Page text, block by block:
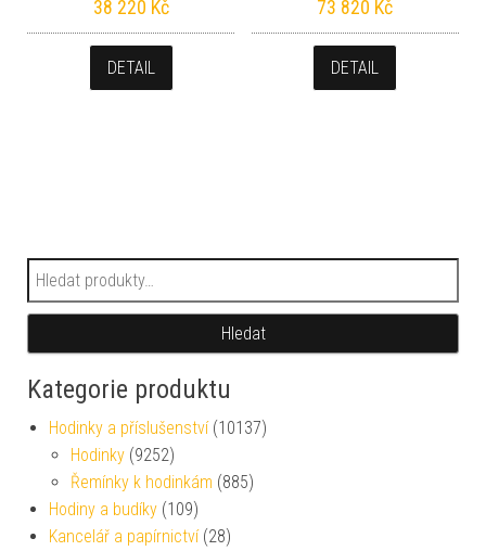
38 220 Kč
DETAIL
73 820 Kč
DETAIL
Hledat:
Hledat
Kategorie produktu
Hodinky a příslušenství (10137)
Hodinky (9252)
Řemínky k hodinkám (885)
Hodiny a budíky (109)
Kancelář a papírnictví (28)